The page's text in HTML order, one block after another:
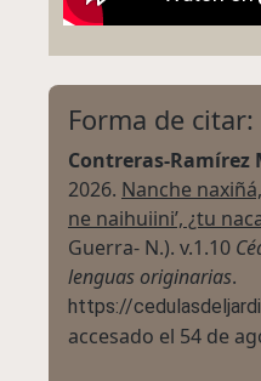
Forma de citar:
Contreras-Ramírez
2026. Nanche
ne naihuiini’, ¿tu
Guerra- N.). v.1.10
lenguas originarias.
https://
accesado el 54 de